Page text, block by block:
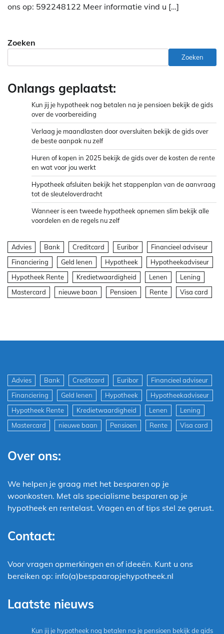
ons op: 592248122 Meer informatie vind u […]
Zoeken
Zoeken
Onlangs geplaatst:
Kun jij je hypotheek nog betalen na je pensioen bekijk de gids
over de voorbereiding
Verlaag je maandlasten door oversluiten bekijk de gids over
de beste aanpak nu zelf
Huren of kopen in 2025 bekijk de gids over de kosten de rente
en wat voor jou werkt
Hypotheek afsluiten bekijk het stappenplan van de aanvraag
tot de sleuteloverdracht
Wanneer is een tweede hypotheek opnemen slim bekijk alle
voordelen en de regels nu zelf
Advies Bank Creditcard Euribor
Financieel adviseur
Financiering
Geld lenen Hypotheek
Hypotheekadviseur
Hypotheek Rente
Kredietwaardigheid Lenen
Lening
Mastercard
nieuwe baan Pensioen Rente Visa card
Advies Bank Creditcard Euribor
Financieel adviseur
Financiering
Geld lenen Hypotheek
Hypotheekadviseur
Hypotheek Rente
Kredietwaardigheid Lenen
Lening
Mastercard
nieuwe baan Pensioen Rente Visa card
Over ons:
We helpen je graag met het besparen op je
woonkosten. Met als specialisme besparen op je
hypotheek en rentelast. Vragen en of tips stel ze gerust.
Contact:
Voor vragen opmerkingen en of ideeën. Kunt u ons
bereiken op: info(a)bespaaropjehypotheek.nl
Laatste nieuws
Kun jij je hypotheek nog betalen na je pensioen bekijk de gids